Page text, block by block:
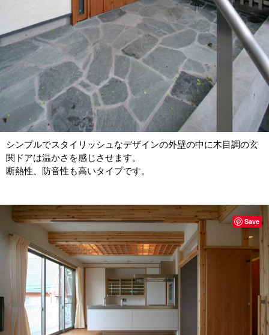
シンプルでスタイリッシュなデザインの外壁の中に木目調の玄
関ドアは温かさを感じさせます。
断熱性、防音性も高いタイプです。
Save